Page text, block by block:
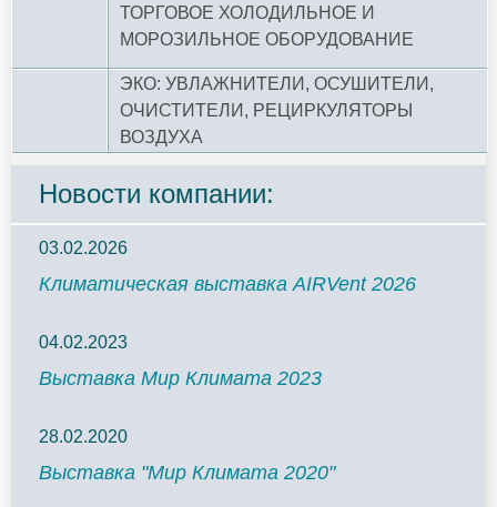
ТОРГОВОЕ ХОЛОДИЛЬНОЕ И
МОРОЗИЛЬНОЕ ОБОРУДОВАНИЕ
ЭКО: УВЛАЖНИТЕЛИ, ОСУШИТЕЛИ,
ОЧИСТИТЕЛИ, РЕЦИРКУЛЯТОРЫ
ВОЗДУХА
Новости компании:
03.02.2026
Климатическая выставка AIRVent 2026
04.02.2023
Выставка Мир Климата 2023
28.02.2020
Выставка "Мир Климата 2020"